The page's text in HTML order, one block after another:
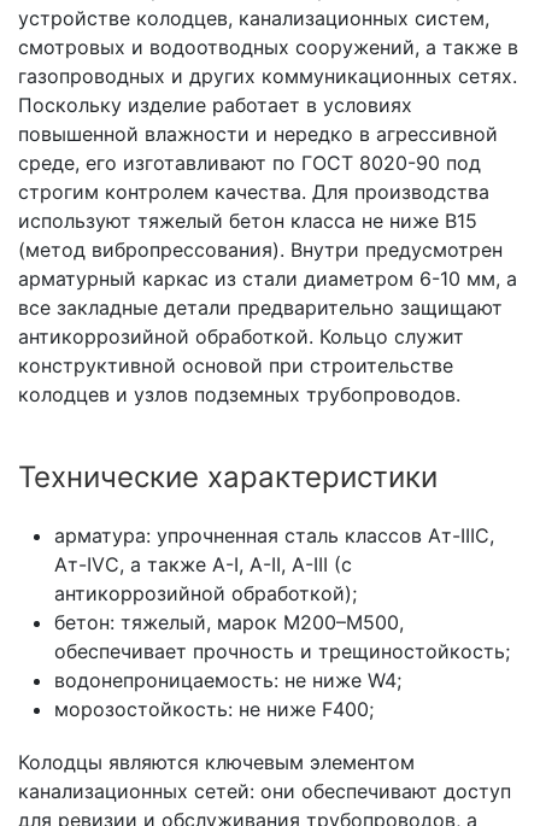
устройстве колодцев, канализационных систем,
смотровых и водоотводных сооружений, а также в
газопроводных и других коммуникационных сетях.
Поскольку изделие работает в условиях
повышенной влажности и нередко в агрессивной
среде, его изготавливают по ГОСТ 8020-90 под
строгим контролем качества. Для производства
используют тяжелый бетон класса не ниже В15
(метод вибропрессования). Внутри предусмотрен
арматурный каркас из стали диаметром 6-10 мм, а
все закладные детали предварительно защищают
антикоррозийной обработкой. Кольцо служит
конструктивной основой при строительстве
колодцев и узлов подземных трубопроводов.
Технические характеристики
арматура: упрочненная сталь классов Ат-IIIС,
Ат-IVС, а также А-I, А-II, А-III (с
антикоррозийной обработкой);
бетон: тяжелый, марок М200–М500,
обеспечивает прочность и трещиностойкость;
водонепроницаемость: не ниже W4;
морозостойкость: не ниже F400;
Колодцы являются ключевым элементом
канализационных сетей: они обеспечивают доступ
для ревизии и обслуживания трубопроводов, а